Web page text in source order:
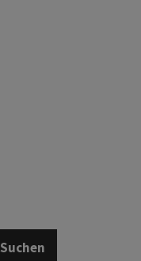
Suchen